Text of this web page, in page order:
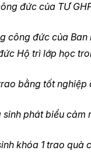
đức của TƯ
công đức của
Hộ trì lớp học
bằng tốt nghiệp
phát biểu cảm
khóa 1 trao quà